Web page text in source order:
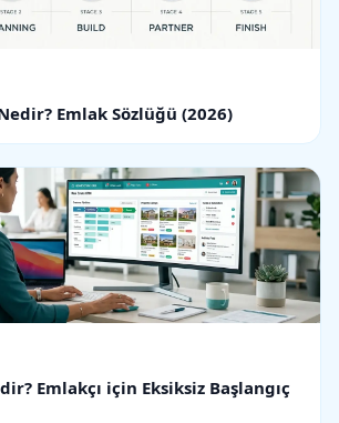
Emlak Sözlüğü (2026)
Emlakçı için Eksiksiz Başlangıç